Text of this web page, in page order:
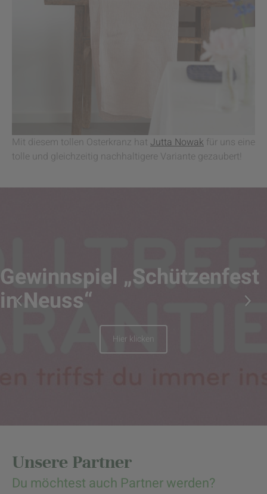
Mit diesem tollen Osterkranz hat Jutta Nowak für uns eine
tolle und gleichzeitig nachhaltigere Variante gezaubert!
Gewinnspiel „Schützenfest
in Neuss“
Hier klicken
Unsere Partner
Du möchtest auch Partner werden?